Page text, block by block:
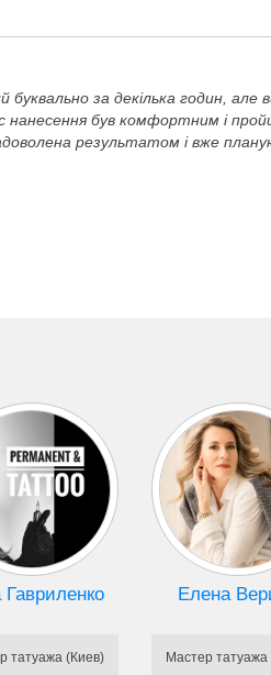
за декілька годин, але
нанесення був комфортним і
результатом і вже
Гавриленко
татуажа (Киев)
Елена
Мастер татуажа